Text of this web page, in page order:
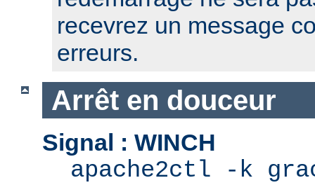
recevrez un message
erreurs.
Arrêt en douceur
Signal : WINCH
apache2ctl -k